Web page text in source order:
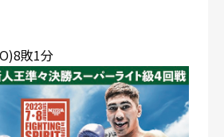
敗1分